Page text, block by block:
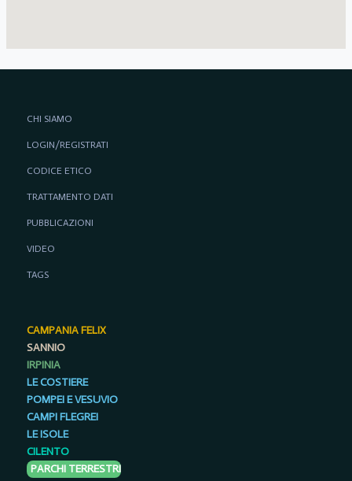
CHI SIAMO
LOGIN/REGISTRATI
CODICE ETICO
TRATTAMENTO DATI
PUBBLICAZIONI
VIDEO
TAGS
CAMPANIA FELIX
SANNIO
IRPINIA
LE COSTIERE
POMPEI E VESUVIO
CAMPI FLEGREI
LE ISOLE
CILENTO
PARCHI TERRESTRI